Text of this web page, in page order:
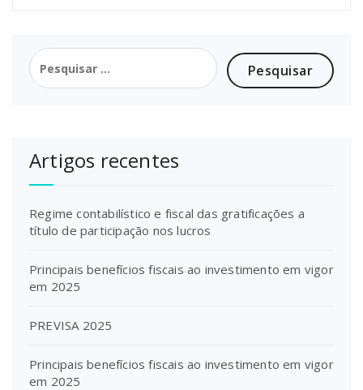
Pesquisar
por:
Artigos recentes
Regime contabilístico e fiscal das gratificações a
título de participação nos lucros
Principais benefícios fiscais ao investimento em vigor
em 2025
PREVISA 2025
Principais benefícios fiscais ao investimento em vigor
em 2025